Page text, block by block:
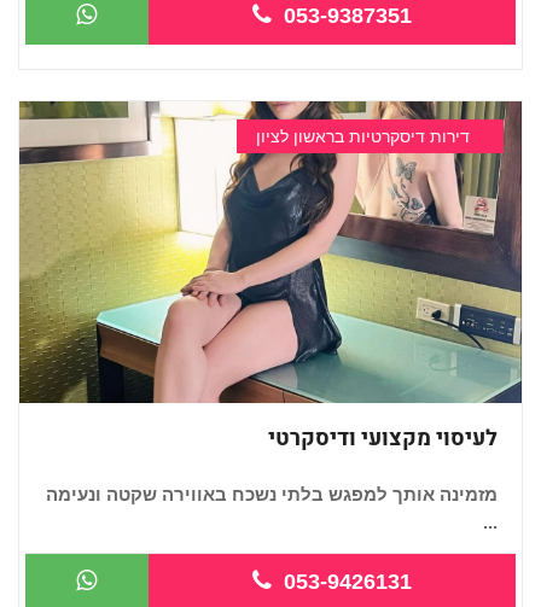
053-9387351
דירות דיסקרטיות בראשון לציון
לעיסוי מקצועי ודיסקרטי
מזמינה אותך למפגש בלתי נשכח באווירה שקטה ונעימה
...
053-9426131